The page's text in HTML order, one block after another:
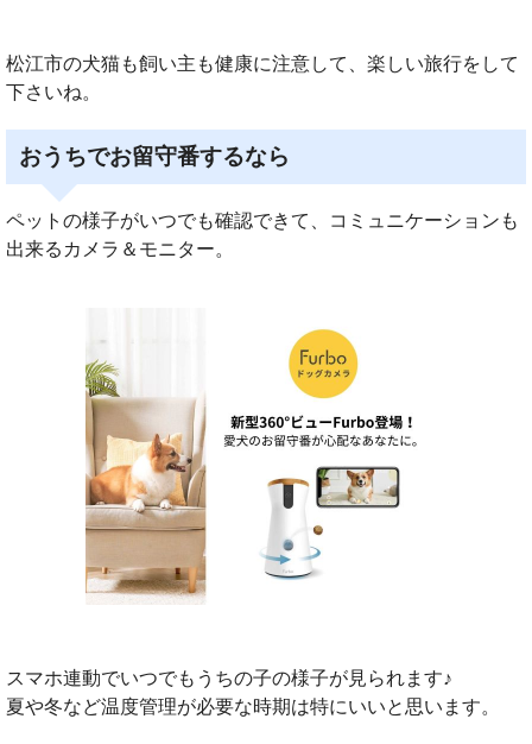
松江市の犬猫も飼い主も健康に注意して、楽しい旅行をして
下さいね。
おうちでお留守番するなら
ペットの様子がいつでも確認できて、コミュニケーションも
出来るカメラ＆モニター。
スマホ連動でいつでもうちの子の様子が見られます♪
夏や冬など温度管理が必要な時期は特にいいと思います。